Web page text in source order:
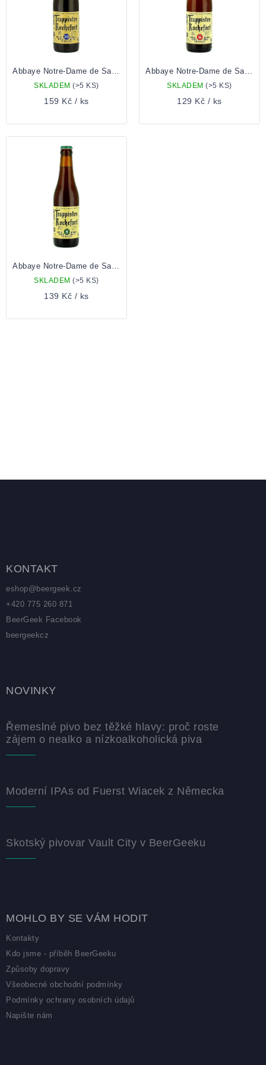
Abbaye Notre-Dame de Saint-Rémy Trappistes Rochefort 10 0,33l
SKLADEM(>5 KS)
159 Kč / ks
Abbaye Notre-Dame de Saint-Rémy Trappistes Rochefort 6 0,33l
SKLADEM(>5 KS)
129 Kč / ks
Abbaye Notre-Dame de Saint-Rémy Trappistes Rochefort 8 0,33l
SKLADEM(>5 KS)
139 Kč / ks
KONTAKT
eshop@ beergeek.cz
+420 775 260 871
BeerGeek Facebook
beergeekcz
NOVINKY
Řemeslné pivo bez těžké hlavy: proč roste
zájem o nealko a nízkoalkoholická piva
Moderní IPAs od Fuerst Wiacek z Německa
Skotský pivovar Vault City v BeerGeeku
MOHLO BY SE VÁM HODIT
Kontakty
Kdo jsme - příběh BeerGeeku
Způsoby dopravy
Všeobecné obchodní podmínky
Podmínky ochrany osobních údajů
Napište nám